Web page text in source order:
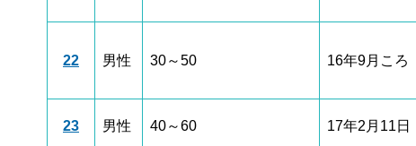
22 男性 30～50 16年9月ころ
23 男性 40～60 17年2月11日